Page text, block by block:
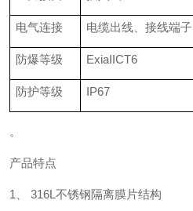
电气连接 电缆出线、接线端子
防爆等级 ExiaIICT6
防护等级 IP67
。
产品特点
1、 316L不锈钢隔离膜片结构